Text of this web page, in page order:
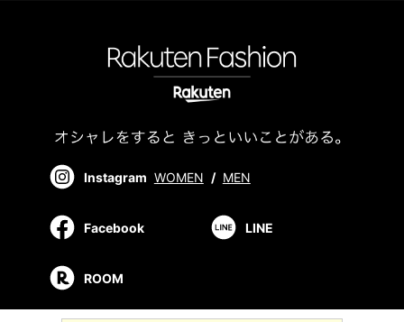
Instagram WOMEN / MEN
Facebook LINE
ROOM